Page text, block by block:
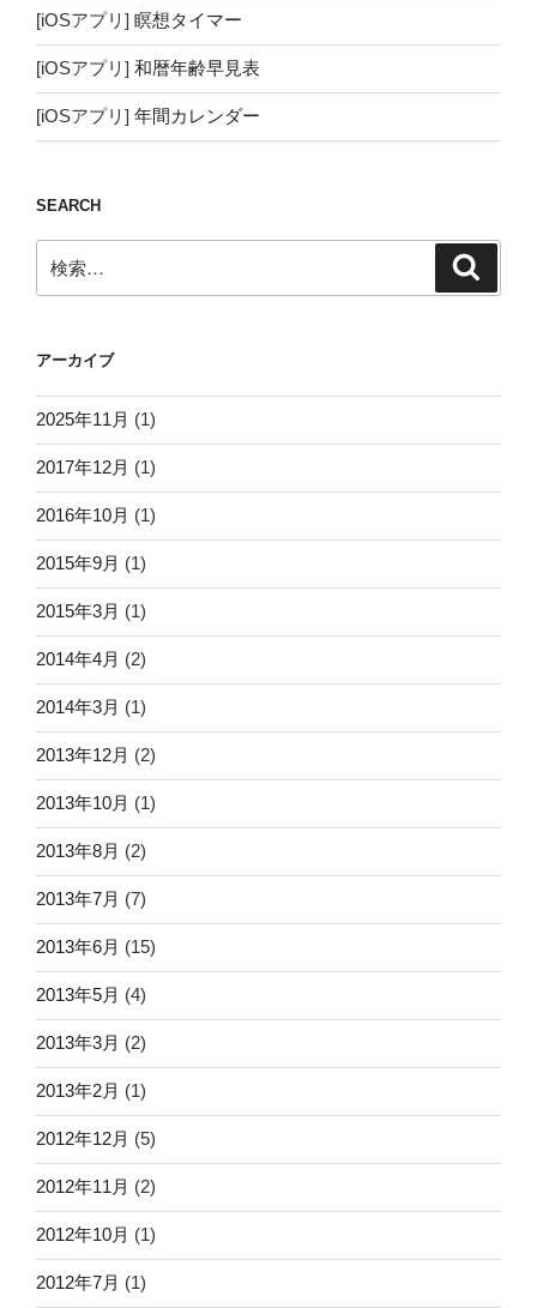
[iOSアプリ] 瞑想タイマー
[iOSアプリ] 和暦年齢早見表
[iOSアプリ] 年間カレンダー
SEARCH
索:
アーカイブ
2025年11月 (1)
2017年12月 (1)
2016年10月 (1)
2015年9月 (1)
2015年3月 (1)
2014年4月 (2)
2014年3月 (1)
2013年12月 (2)
2013年10月 (1)
2013年8月 (2)
2013年7月 (7)
2013年6月 (15)
2013年5月 (4)
2013年3月 (2)
2013年2月 (1)
2012年12月 (5)
2012年11月 (2)
2012年10月 (1)
2012年7月 (1)